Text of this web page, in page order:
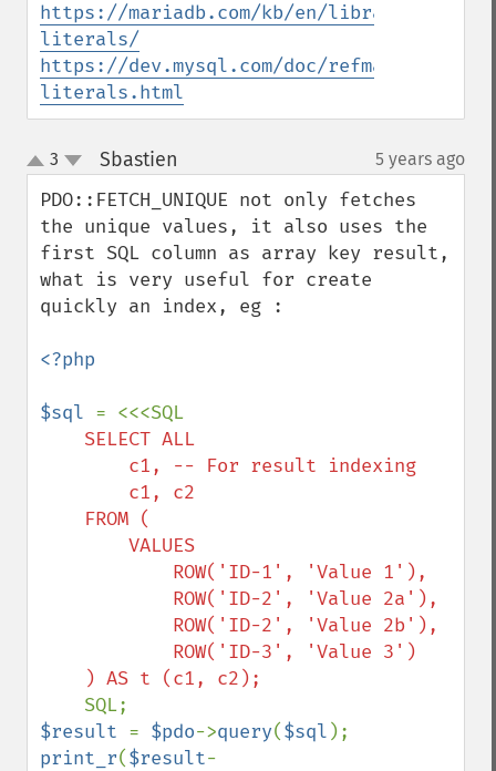
https://mariadb.com/kb/en/library/string-
literals/
https://dev.mysql.com/doc/refman/8.0/
literals.html
up
down
3 Sbastien 5 years ago
PDO::FETCH_UNIQUE not only fetches
the unique values, it also uses the
first SQL column as array key result,
what is very useful for create
quickly an index, eg :
<?php
$sql
$result = $pdo->query($sql
print_r($result-